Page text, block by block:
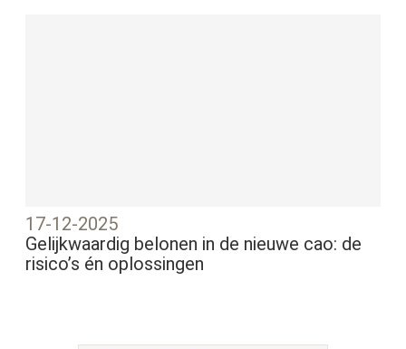
17-12-2025
Gelijkwaardig belonen in de nieuwe cao: de
risico’s én oplossingen